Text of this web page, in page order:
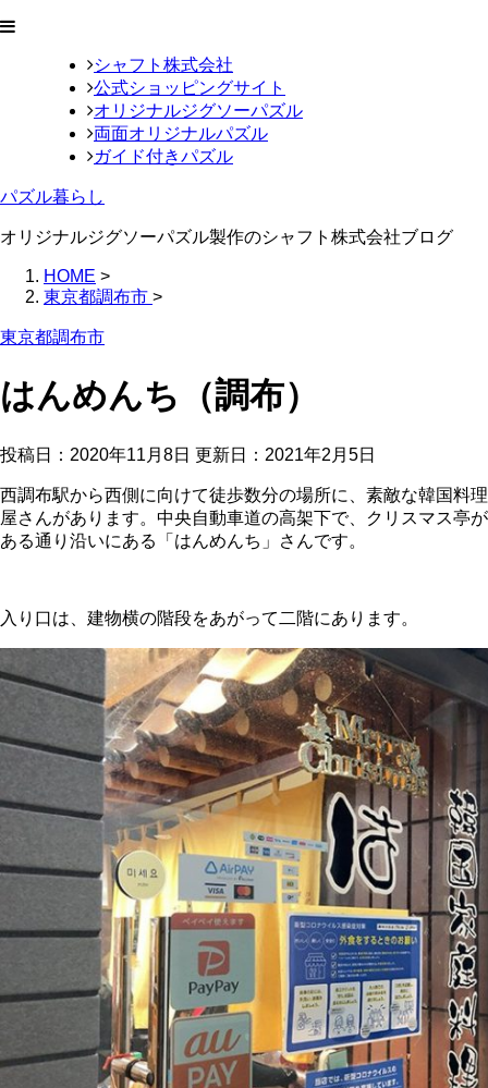
シャフト株式会社
公式ショッピングサイト
オリジナルジグソーパズル
両面オリジナルパズル
ガイド付きパズル
パズル暮らし
オリジナルジグソーパズル製作のシャフト株式会社ブログ
HOME >
東京都調布市 >
東京都調布市
はんめんち（調布）
投稿日：2020年11月8日 更新日： 2021年2月5日
西調布駅から西側に向けて徒歩数分の場所に、素敵な韓国料理
屋さんがあります。中央自動車道の高架下で、クリスマス亭が
ある通り沿いにある「はんめんち」さんです。
入り口は、建物横の階段をあがって二階にあります。